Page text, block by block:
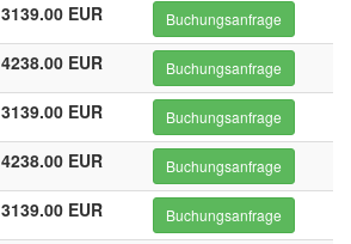
3139.00 EUR Buchungsanfrage
4238.00 EUR Buchungsanfrage
3139.00 EUR Buchungsanfrage
4238.00 EUR Buchungsanfrage
3139.00 EUR Buchungsanfrage